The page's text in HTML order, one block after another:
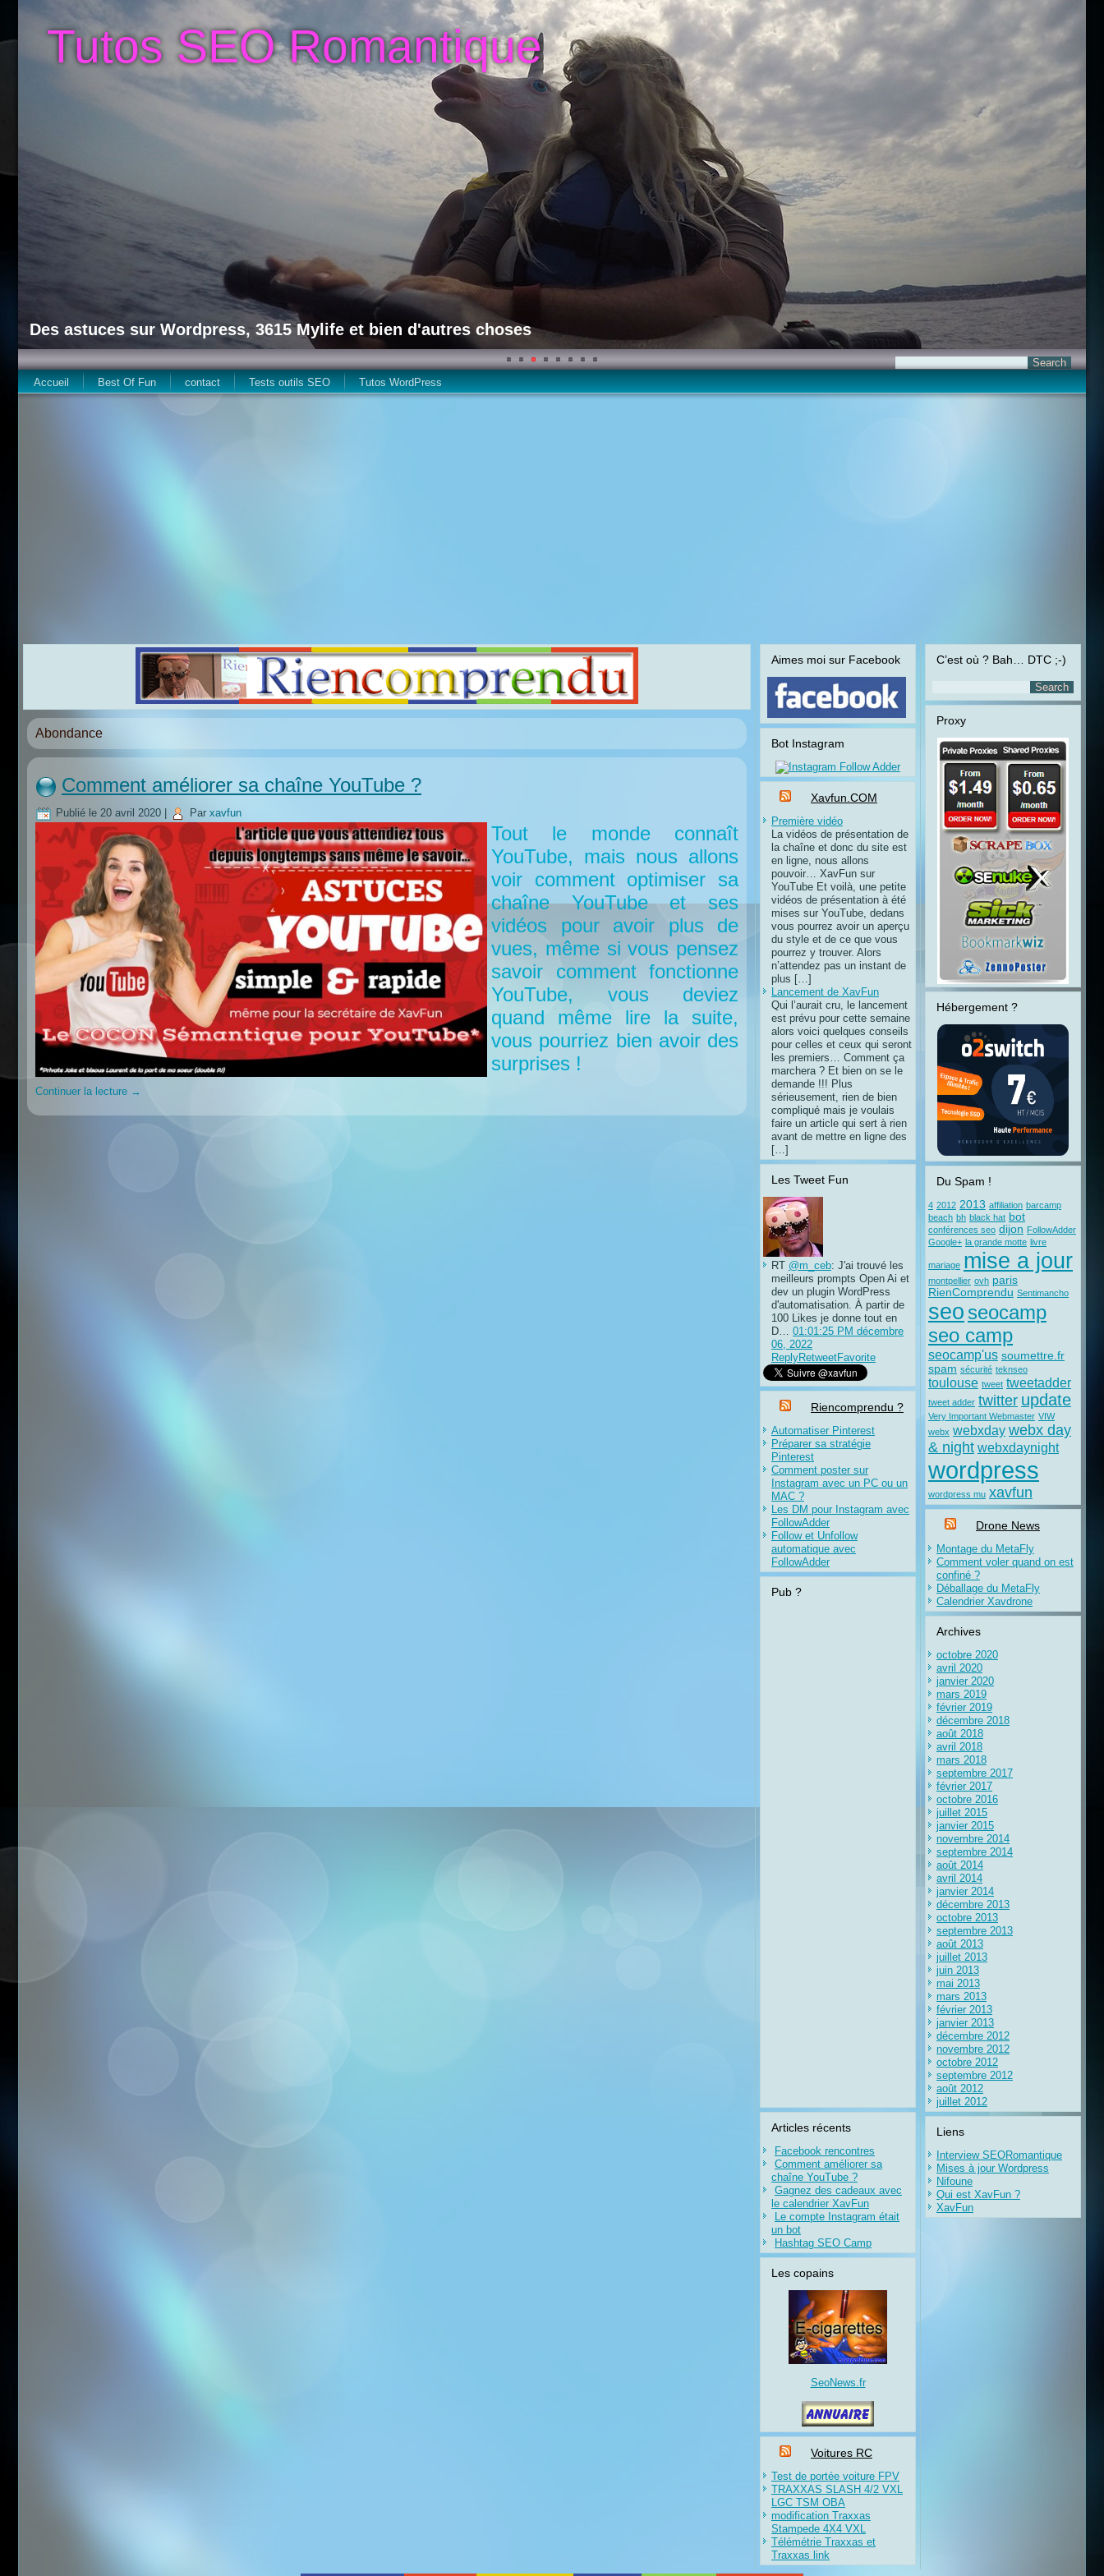
Tutos SEO Romantique
Des astuces sur Wordpress, 3615 Mylife et bien d'autres choses
Accueil Best Of Fun contact Tests outils SEO Tutos WordPress
Abondance
Comment améliorer sa chaîne YouTube ?
Publié le 20 avril 2020 Par xavfun
Tout le monde connaît
YouTube, mais nous allons
voir comment optimiser sa
chaîne YouTube et ses
vidéos pour avoir plus de
vues, même si vous pensez
savoir comment fonctionne
YouTube, vous deviez
quand même lire la suite,
vous pourriez bien avoir des
surprises !
Continuer la lecture →
Aimes moi sur Facebook
Bot Instagram
Xavfun.COM
Première vidéo
La vidéos de présentation de
la chaîne et donc du site est
en ligne, nous allons
pouvoir… XavFun sur
YouTube Et voilà, une petite
vidéos de présentation à été
mises sur YouTube, dedans
vous pourrez avoir un aperçu
du style et de ce que vous
pourrez y trouver. Alors
n’attendez pas un instant de
plus […]
Lancement de XavFun
Qui l’aurait cru, le lancement
est prévu pour cette semaine
alors voici quelques conseils
pour celles et ceux qui seront
les premiers… Comment ça
marchera ? Et bien on se le
demande !!! Plus
sérieusement, rien de bien
compliqué mais je voulais
faire un article qui sert à rien
avant de mettre en ligne des
[…]
Les Tweet Fun
RT @m_ceb: J'ai trouvé les
meilleurs prompts Open Ai et
dev un plugin WordPress
d'automatisation. À partir de
100 Likes je donne tout en
D… 01:01:25 PM décembre
06, 2022
ReplyRetweetFavorite
Riencomprendu ?
Automatiser Pinterest
Préparer sa stratégie
Pinterest
Comment poster sur
Instagram avec un PC ou un
MAC ?
Les DM pour Instagram avec
FollowAdder
Follow et Unfollow
automatique avec
FollowAdder
Pub ?
Articles récents
Facebook rencontres
Comment améliorer sa
chaîne YouTube ?
Gagnez des cadeaux avec
le calendrier XavFun
Le compte Instagram était
un bot
Hashtag SEO Camp
Les copains
SeoNews.fr
Voitures RC
Test de portée voiture FPV
TRAXXAS SLASH 4/2 VXL
LGC TSM OBA
modification Traxxas
Stampede 4X4 VXL
Télémétrie Traxxas et
Traxxas link
C’est où ? Bah… DTC ;-)
Proxy
Hébergement ?
Du Spam !
4 2012 2013 affiliation barcamp
beach bh black hat bot
conférences seo dijon FollowAdder
Google+ la grande motte livre
mariage mise a jour
montpellier ovh paris
RienComprendu Sentimancho
seo seocamp
seo camp
seocamp'us soumettre.fr
spam sécurité teknseo
toulouse tweet tweetadder
tweet adder twitter update
Very Important Webmaster VIW
webx webxday webx day
& night webxdaynight
wordpress
wordpress mu xavfun
Drone News
Montage du MetaFly
Comment voler quand on est
confiné ?
Déballage du MetaFly
Calendrier Xavdrone
Archives
octobre 2020
avril 2020
janvier 2020
mars 2019
février 2019
décembre 2018
août 2018
avril 2018
mars 2018
septembre 2017
février 2017
octobre 2016
juillet 2015
janvier 2015
novembre 2014
septembre 2014
août 2014
avril 2014
janvier 2014
décembre 2013
octobre 2013
septembre 2013
août 2013
juillet 2013
juin 2013
mai 2013
mars 2013
février 2013
janvier 2013
décembre 2012
novembre 2012
octobre 2012
septembre 2012
août 2012
juillet 2012
Liens
Interview SEORomantique
Mises à jour Wordpress
Nifoune
Qui est XavFun ?
XavFun